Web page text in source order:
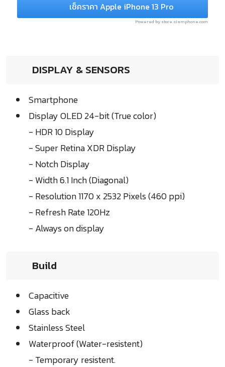
เช็คราคา Apple iPhone 13 Pro
Powered by store.siamphone.com
DISPLAY & SENSORS
Smartphone
Display OLED 24-bit (True color)
- HDR 10 Display
- Super Retina XDR Display
- Notch Display
- Width 6.1 Inch (Diagonal)
- Resolution 1170 x 2532 Pixels (460 ppi)
- Refresh Rate 120Hz
- Always on display
Build
Capacitive
Glass back
Stainless Steel
Waterproof (Water-resistent)
- Temporary resistent.